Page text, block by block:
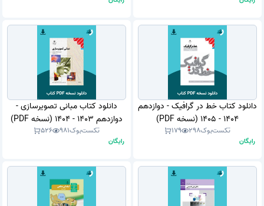
دانلود کتاب خط در گرافیک - دوازدهم
1404 - 1405 (نسخه PDF)
تکست‌بوک298
179
رایگان
دانلود کتاب مبانی تصویرسازی -
دوازدهم 1403 - 1404 (نسخه PDF)
تکست‌بوک981
526
رایگان